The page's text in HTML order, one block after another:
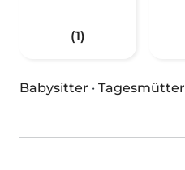
(1)
Babysitter · Tagesmütter